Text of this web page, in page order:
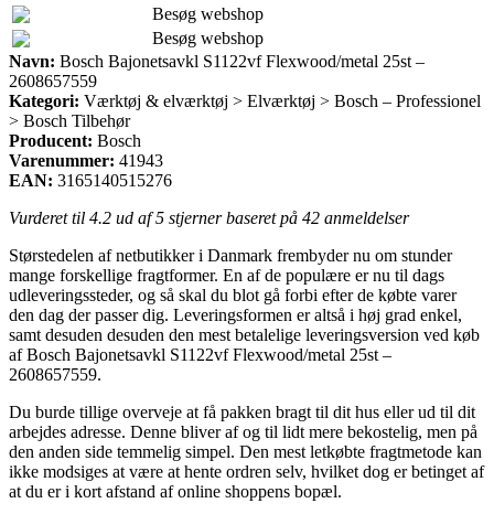
Besøg webshop
Besøg webshop
Navn: Bosch Bajonetsavkl S1122vf Flexwood/metal 25st –
2608657559
Kategori: Værktøj & elværktøj > Elværktøj > Bosch – Professionel
> Bosch Tilbehør
Producent: Bosch
Varenummer: 41943
EAN: 3165140515276
Vurderet til 4.2 ud af 5 stjerner baseret på 42 anmeldelser
Størstedelen af netbutikker i Danmark frembyder nu om stunder
mange forskellige fragtformer. En af de populære er nu til dags
udleveringssteder, og så skal du blot gå forbi efter de købte varer
den dag der passer dig. Leveringsformen er altså i høj grad enkel,
samt desuden desuden den mest betalelige leveringsversion ved køb
af Bosch Bajonetsavkl S1122vf Flexwood/metal 25st –
2608657559.
Du burde tillige overveje at få pakken bragt til dit hus eller ud til dit
arbejdes adresse. Denne bliver af og til lidt mere bekostelig, men på
den anden side temmelig simpel. Den mest letkøbte fragtmetode kan
ikke modsiges at være at hente ordren selv, hvilket dog er betinget af
at du er i kort afstand af online shoppens bopæl.